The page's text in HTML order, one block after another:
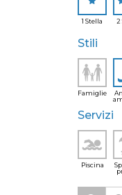
1 Stella 2
Stili
Famiglie
Servizi
Piscina